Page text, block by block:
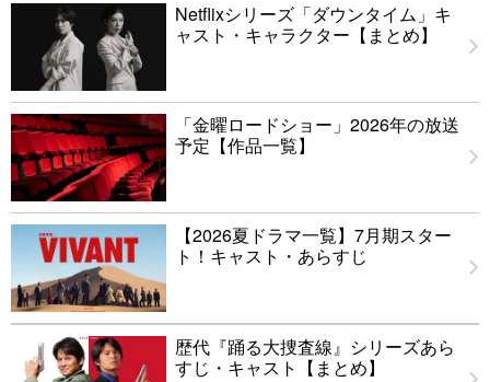
Netflixシリーズ「ダウンタイム」キ
ャスト・キャラクター【まとめ】
「金曜ロードショー」2026年の放送
予定【作品一覧】
【2026夏ドラマ一覧】7月期スター
ト！キャスト・あらすじ
歴代『踊る大捜査線』シリーズあら
すじ・キャスト【まとめ】